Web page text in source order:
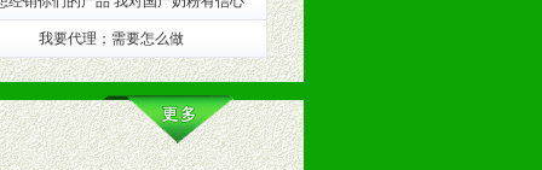
（包括POP、彩页、手提袋、易
我要代理；需要怎么做